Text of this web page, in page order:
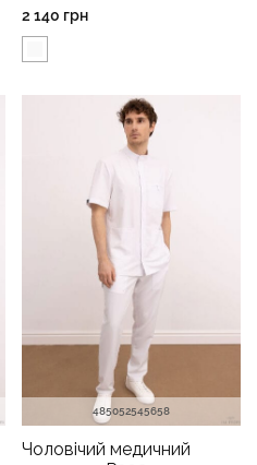
2 140 грн
485052545658
Чоловічий медичний